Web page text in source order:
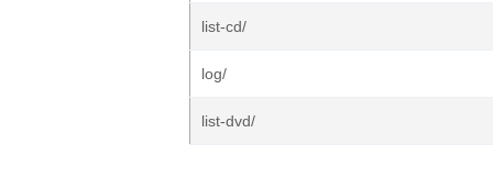
list-cd/
log/
list-dvd/